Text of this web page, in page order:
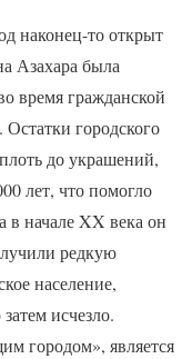
наконец-то открыт
была
время гражданской
городского
до украшений,
лет, что помогло
в начале XX века он
редкую
население,
исчезло.
городом», является